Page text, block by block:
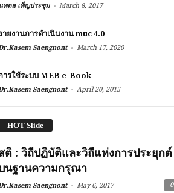
นพดล เพ็ญประชุม - March 8, 2017
ายงานการดำเนินงาน muc 4.0
Saengnont - March 17, 2020
ารใช้ระบบ MEB e-Book
Saengnont - April 20, 2015
HOT Slide
ติ : วิถีปฏิบัติและวิถีแห่งการประยุกต์
นฐานความกรุณา
Saengnont - May 6, 2017 0